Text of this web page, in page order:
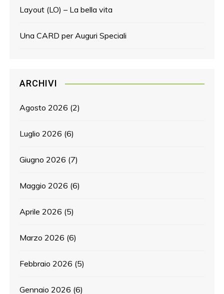
Layout (LO) – La bella vita
Una CARD per Auguri Speciali
ARCHIVI
Agosto 2026 (2)
Luglio 2026 (6)
Giugno 2026 (7)
Maggio 2026 (6)
Aprile 2026 (5)
Marzo 2026 (6)
Febbraio 2026 (5)
Gennaio 2026 (6)